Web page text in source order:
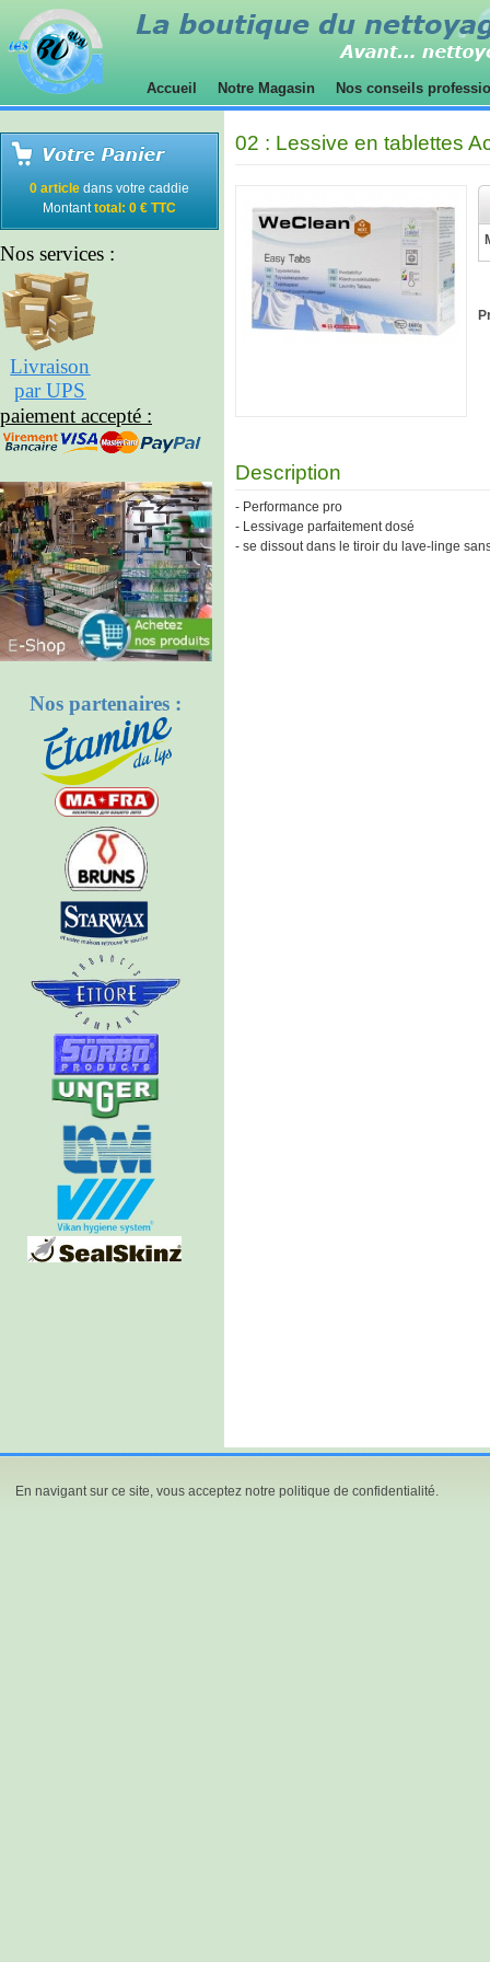
Accueil Notre Magasin Nos conseils
0 article dans votre caddie
Montanttotal: 0 € TTC
Nos services :
Livraison
par UPS
paiement accepté :
Nos partenaires :
02 : Lessive en tablettes
Description
- Performance pro
- Lessivage parfaitement dosé
- se dissout dans le tiroir du lave-linge
En navigant sur ce site, vous acceptez notre politique de confidentialité.